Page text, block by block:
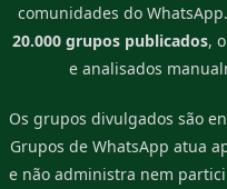
comunidades do
20.000 grupos publicados,
e analisados
Os grupos divulgados são
Grupos de WhatsApp atua
e não administra nem